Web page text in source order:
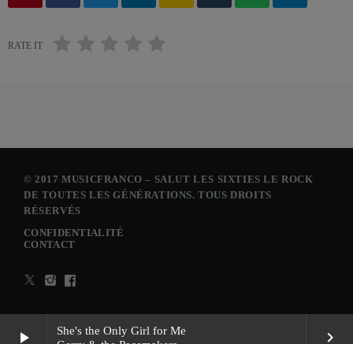
play_arrow
She's the Only Girl for Me
keyboard_arrow_right
RATE IT
© 2017 MUSICFRANCO – SALUT LES SIXTIES LE ROCK
DE TOUTES LES GÉNÉRATIONS. TOUS DROITS
RÉSERVÉS
CONFIDENTIALITÉ
CONTACT